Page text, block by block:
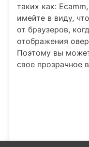
таких как:
имейте в виду,
от браузеров,
отображения
Поэтому вы
свое прозрачное